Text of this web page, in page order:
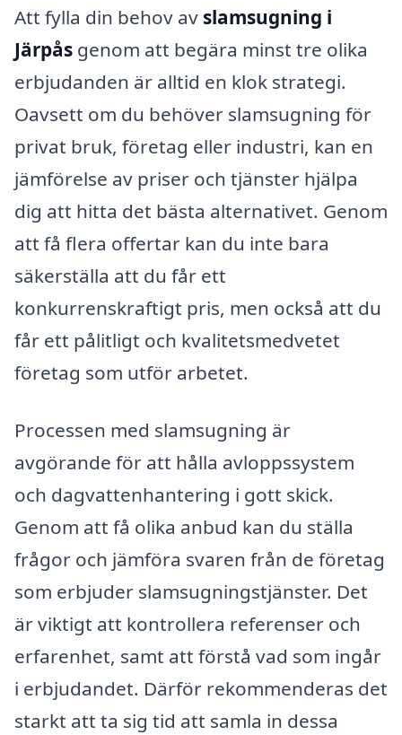
Att fylla din behov av slamsugning i
Järpås genom att begära minst tre olika
erbjudanden är alltid en klok strategi.
Oavsett om du behöver slamsugning för
privat bruk, företag eller industri, kan en
jämförelse av priser och tjänster hjälpa
dig att hitta det bästa alternativet. Genom
att få flera offertar kan du inte bara
säkerställa att du får ett
konkurrenskraftigt pris, men också att du
får ett pålitligt och kvalitetsmedvetet
företag som utför arbetet.
Processen med slamsugning är
avgörande för att hålla avloppssystem
och dagvattenhantering i gott skick.
Genom att få olika anbud kan du ställa
frågor och jämföra svaren från de företag
som erbjuder slamsugningstjänster. Det
är viktigt att kontrollera referenser och
erfarenhet, samt att förstå vad som ingår
i erbjudandet. Därför rekommenderas det
starkt att ta sig tid att samla in dessa